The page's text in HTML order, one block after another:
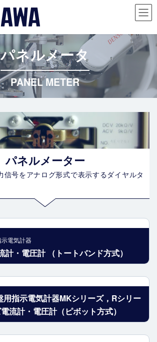
パネルメータ
PANEL METER
パネルメーター
信号をアナログ形式で表示するダイヤルタ
電気計器
計・電圧計 （トートバンド方式）
用指示電気計器MKシリーズ，Rシリー
流計・電圧計（ピボット方式）